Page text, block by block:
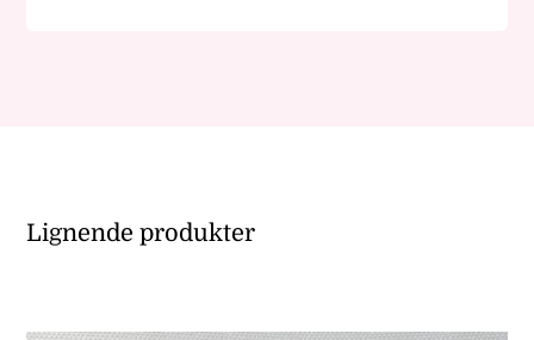
Lignende produkter